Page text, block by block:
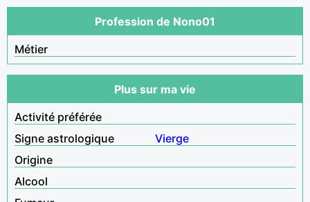
Profession de Nono01
Métier
Plus sur ma vie
Activité préférée
Signe astrologique
Vierge
Origine
Alcool